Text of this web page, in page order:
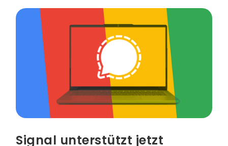
Signal unterstützt jetzt